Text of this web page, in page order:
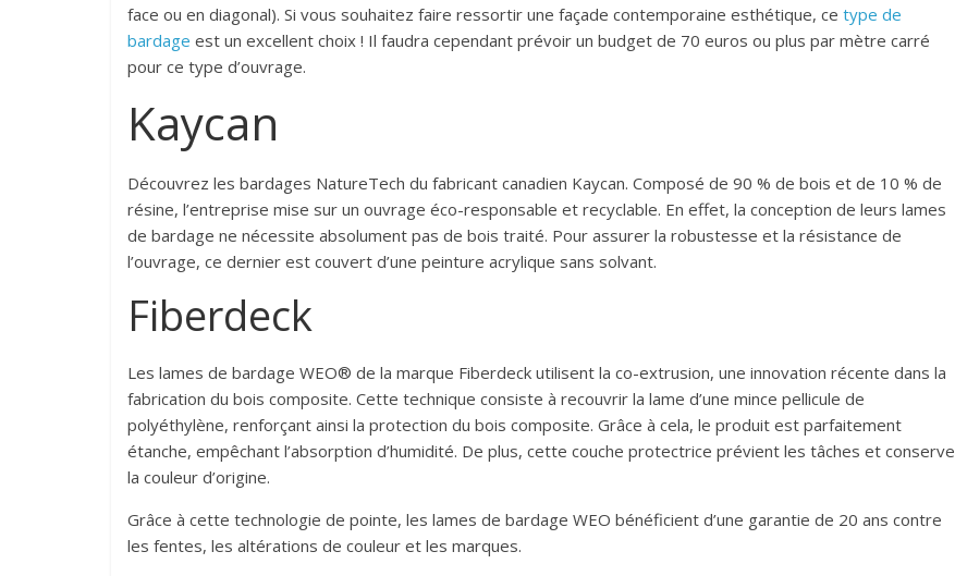
face ou en diagonal). Si vous souhaitez faire ressortir une façade contemporaine esthétique, ce type de
bardage est un excellent choix ! Il faudra cependant prévoir un budget de 70 euros ou plus par mètre carré
pour ce type d’ouvrage.
Kaycan
Découvrez les bardages NatureTech du fabricant canadien Kaycan. Composé de 90 % de bois et de 10 % de
résine, l’entreprise mise sur un ouvrage éco-responsable et recyclable. En effet, la conception de leurs lames
de bardage ne nécessite absolument pas de bois traité. Pour assurer la robustesse et la résistance de
l’ouvrage, ce dernier est couvert d’une peinture acrylique sans solvant.
Fiberdeck
Les lames de bardage WEO® de la marque Fiberdeck utilisent la co-extrusion, une innovation récente dans la
fabrication du bois composite. Cette technique consiste à recouvrir la lame d’une mince pellicule de
polyéthylène, renforçant ainsi la protection du bois composite. Grâce à cela, le produit est parfaitement
étanche, empêchant l’absorption d’humidité. De plus, cette couche protectrice prévient les tâches et conserve
la couleur d’origine.
Grâce à cette technologie de pointe, les lames de bardage WEO bénéficient d’une garantie de 20 ans contre
les fentes, les altérations de couleur et les marques.